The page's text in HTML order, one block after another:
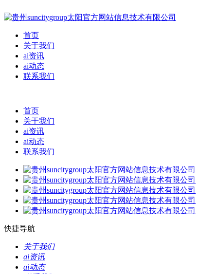
首页
关于我们
ai资讯
ai动态
联系我们
首页
关于我们
ai资讯
ai动态
联系我们
快捷导航
关于我们
ai资讯
ai动态